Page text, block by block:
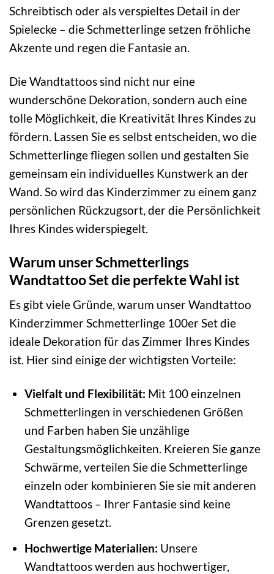
Schreibtisch oder als verspieltes Detail in der
Spielecke – die Schmetterlinge setzen fröhliche
Akzente und regen die Fantasie an.
Die Wandtattoos sind nicht nur eine
wunderschöne Dekoration, sondern auch eine
tolle Möglichkeit, die Kreativität Ihres Kindes zu
fördern. Lassen Sie es selbst entscheiden, wo die
Schmetterlinge fliegen sollen und gestalten Sie
gemeinsam ein individuelles Kunstwerk an der
Wand. So wird das Kinderzimmer zu einem ganz
persönlichen Rückzugsort, der die Persönlichkeit
Ihres Kindes widerspiegelt.
Warum unser Schmetterlings
Wandtattoo Set die perfekte Wahl ist
Es gibt viele Gründe, warum unser Wandtattoo
Kinderzimmer Schmetterlinge 100er Set die
ideale Dekoration für das Zimmer Ihres Kindes
ist. Hier sind einige der wichtigsten Vorteile:
Vielfalt und Flexibilität: Mit 100 einzelnen
Schmetterlingen in verschiedenen Größen
und Farben haben Sie unzählige
Gestaltungsmöglichkeiten. Kreieren Sie ganze
Schwärme, verteilen Sie die Schmetterlinge
einzeln oder kombinieren Sie sie mit anderen
Wandtattoos – Ihrer Fantasie sind keine
Grenzen gesetzt.
Hochwertige Materialien: Unsere
Wandtattoos werden aus hochwertiger,